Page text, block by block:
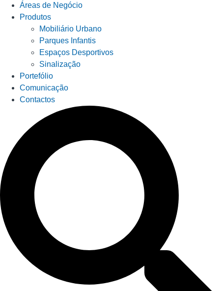
Áreas de Negócio
Produtos
Mobiliário Urbano
Parques Infantis
Espaços Desportivos
Sinalização
Portefólio
Comunicação
Contactos